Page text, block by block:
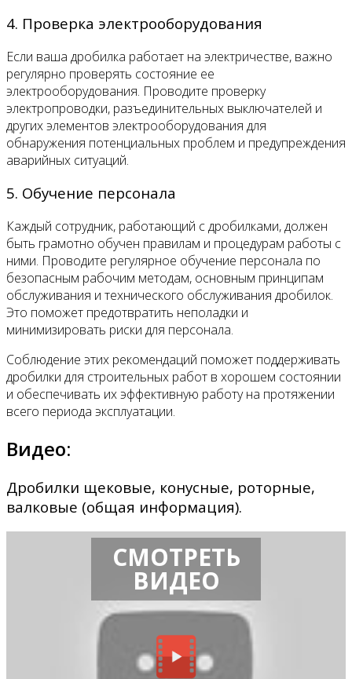
4. Проверка электрооборудования
Если ваша дробилка работает на электричестве, важно
регулярно проверять состояние ее
электрооборудования. Проводите проверку
электропроводки, разъединительных выключателей и
других элементов электрооборудования для
обнаружения потенциальных проблем и предупреждения
аварийных ситуаций.
5. Обучение персонала
Каждый сотрудник, работающий с дробилками, должен
быть грамотно обучен правилам и процедурам работы с
ними. Проводите регулярное обучение персонала по
безопасным рабочим методам, основным принципам
обслуживания и технического обслуживания дробилок.
Это поможет предотвратить неполадки и
минимизировать риски для персонала.
Соблюдение этих рекомендаций поможет поддерживать
дробилки для строительных работ в хорошем состоянии
и обеспечивать их эффективную работу на протяжении
всего периода эксплуатации.
Видео:
Дробилки щековые, конусные, роторные,
валковые (общая информация).
СМОТРЕТЬ
ВИДЕО